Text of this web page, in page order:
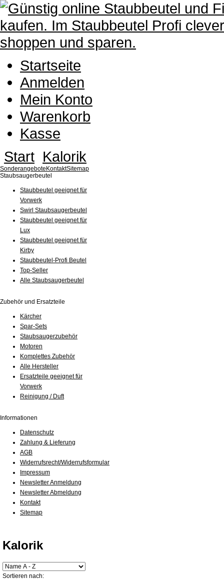
Startseite
Anmelden
Mein Konto
Warenkorb
Kasse
Start Kalorik
Sonderangebote KontaktSitemap
Staubsaugerbeutel
Staubbeutel geeignet für
Vorwerk
Swirl Staubsaugerbeutel
Staubbeutel geeignet für
Lux
Staubbeutel geeignet für
Kirby
Staubbeutel-Profi Beutel
Top-Seller
Alle Staubsaugerbeutel
Zubehör und Ersatzteile
Kärcher
Spar-Sets
Staubsaugerzubehör
Motoren
Komplettes Zubehör
Alle Hersteller
Ersatzteile geeignet für
Vorwerk
Reinigung / Duft
Informationen
Datenschutz
Zahlung & Lieferung
AGB
Widerrufsrecht/Widerrufsformular
Impressum
Newsletter Anmeldung
Newsletter Abmeldung
Kontakt
Sitemap
Kalorik
Sortieren nach: